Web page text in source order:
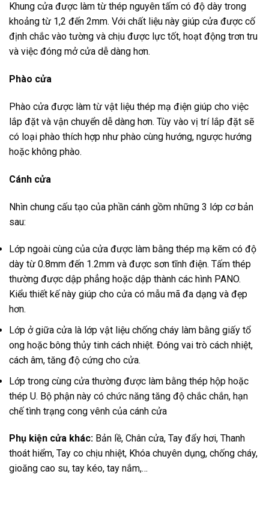
Khung cửa được làm từ thép nguyên tấm có độ dày trong
khoảng từ 1,2 đến 2mm. Với chất liệu này giúp cửa được cố
định chắc vào tường và chịu được lực tốt, hoạt động trơn tru
và việc đóng mở cửa dễ dàng hơn.
Phào cửa
Phào cửa được làm từ vật liệu thép mạ điện giúp cho việc
lắp đặt và vận chuyển dễ dàng hơn. Tùy vào vị trí lắp đặt sẽ
có loại phào thích hợp như phào cùng hướng, ngược hướng
hoặc không phào.
Cánh cửa
Nhìn chung cấu tạo của phần cánh gồm những 3 lớp cơ bản
sau:
Lớp ngoài cùng của cửa được làm bằng thép mạ kẽm có độ
dày từ 0.8mm đến 1.2mm và được sơn tĩnh điện. Tấm thép
thường được dập phẳng hoặc dập thành các hình PANO.
Kiểu thiết kế này giúp cho cửa có mẫu mã đa dạng và đẹp
hơn.
Lớp ở giữa cửa là lớp vật liệu chống cháy làm bằng giấy tổ
ong hoặc bông thủy tinh cách nhiệt. Đóng vai trò cách nhiệt,
cách âm, tăng độ cứng cho cửa.
Lớp trong cùng cửa thường được làm bằng thép hộp hoặc
thép U. Bộ phận này có chức năng tăng độ chắc chắn, hạn
chế tình trạng cong vênh của cánh cửa
Phụ kiện cửa khác: Bản lề, Chân cửa, Tay đẩy hơi, Thanh
thoát hiểm, Tay co chịu nhiệt, Khóa chuyên dụng, chống cháy,
gioăng cao su, tay kéo, tay nắm,…